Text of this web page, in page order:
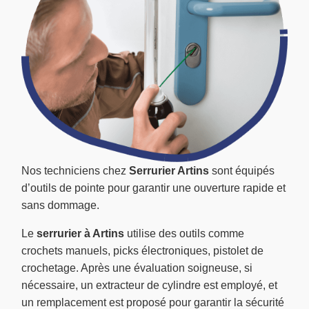
Nos techniciens chez Serrurier Artins sont équipés
d’outils de pointe pour garantir une ouverture rapide et
sans dommage.
Le serrurier à Artins utilise des outils comme
crochets manuels, picks électroniques, pistolet de
crochetage. Après une évaluation soigneuse, si
nécessaire, un extracteur de cylindre est employé, et
un remplacement est proposé pour garantir la sécurité